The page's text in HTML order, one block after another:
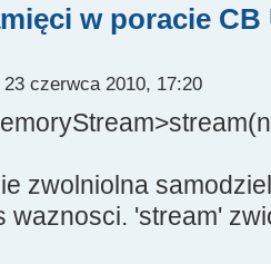
w poracie
czerwca 2010, 17:20
zwolniolna
waznosci. 'stream'